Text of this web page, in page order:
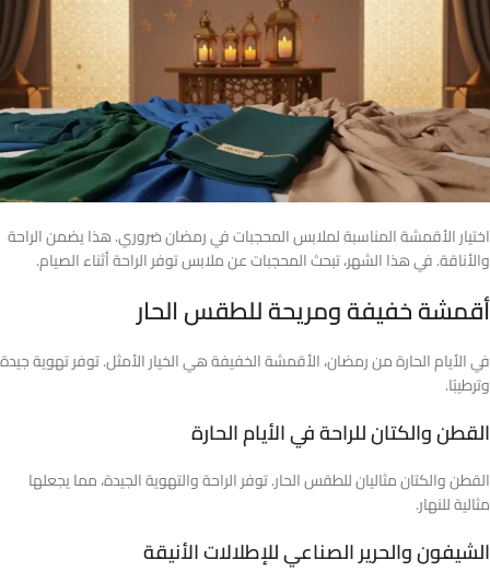
اختيار الأقمشة المناسبة لملابس المحجبات في رمضان ضروري. هذا يضمن الراحة
والأناقة. في هذا الشهر، تبحث المحجبات عن ملابس توفر الراحة أثناء الصيام.
أقمشة خفيفة ومريحة للطقس الحار
في الأيام الحارة من رمضان، الأقمشة الخفيفة هي الخيار الأمثل. توفر تهوية جيدة
وترطيبًا.
القطن والكتان للراحة في الأيام الحارة
القطن والكتان مثاليان للطقس الحار. توفر الراحة والتهوية الجيدة، مما يجعلها
مثالية للنهار.
الشيفون والحرير الصناعي للإطلالات الأنيقة